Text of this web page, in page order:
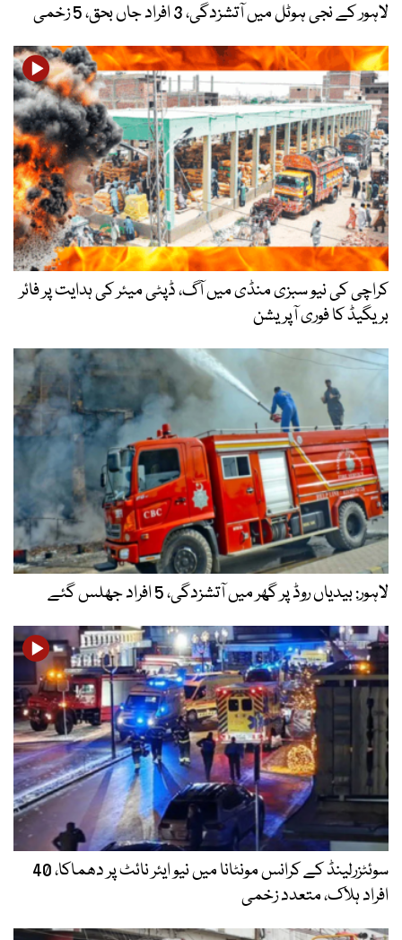
لاہور کے نجی ہوٹل میں آتشزدگی، 3 افراد جاں بحق، 5 زخمی
کراچی کی نیو سبزی منڈی میں آگ، ڈپٹی میئر کی ہدایت پر فائر
بریگیڈ کا فوری آپریشن
لاہور: بیدیاں روڈ پر گھر میں آتشزدگی، 5 افراد جھلس گئے
سوئٹزرلینڈ کے کرانس مونٹانا میں نیو ایئر نائٹ پر دھماکا، 40
افراد ہلاک، متعدد زخمی